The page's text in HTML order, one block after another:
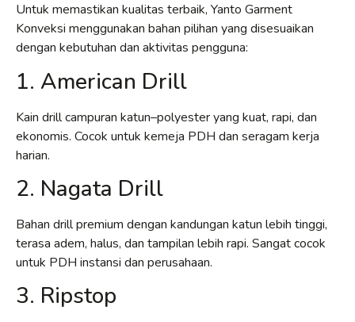
Untuk memastikan kualitas terbaik, Yanto Garment
Konveksi menggunakan bahan pilihan yang disesuaikan
dengan kebutuhan dan aktivitas pengguna:
1. American Drill
Kain drill campuran katun–polyester yang kuat, rapi, dan
ekonomis. Cocok untuk kemeja PDH dan seragam kerja
harian.
2. Nagata Drill
Bahan drill premium dengan kandungan katun lebih tinggi,
terasa adem, halus, dan tampilan lebih rapi. Sangat cocok
untuk PDH instansi dan perusahaan.
3. Ripstop